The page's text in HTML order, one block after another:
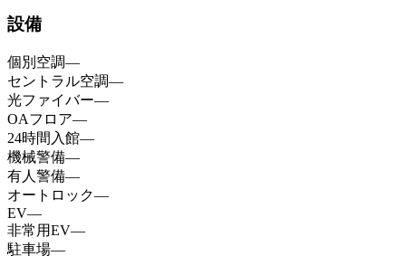
設備
個別空調—
セントラル空調—
光ファイバー—
OAフロア—
24時間入館—
機械警備—
有人警備—
オートロック—
EV—
非常用EV—
駐車場—